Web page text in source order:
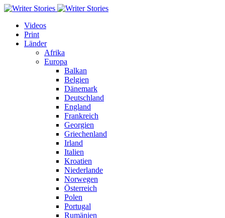
Videos
Print
Länder
Afrika
Europa
Balkan
Belgien
Dänemark
Deutschland
England
Frankreich
Georgien
Griechenland
Irland
Italien
Kroatien
Niederlande
Norwegen
Österreich
Polen
Portugal
Rumänien